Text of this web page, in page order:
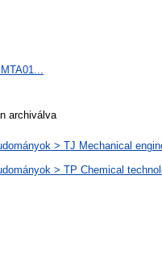
archiválva
> TJ Mechanical
> TP Chemical